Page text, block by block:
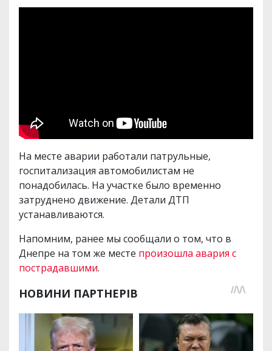
На месте аварии работали патрульные,
госпитализация автомобилистам не
понадобилась. На участке было временно
затруднено движение. Детали ДТП
устанавливаются.
Напомним, ранее мы сообщали о том, что в
Днепре на том же месте произошла авария с
пострадавшими.